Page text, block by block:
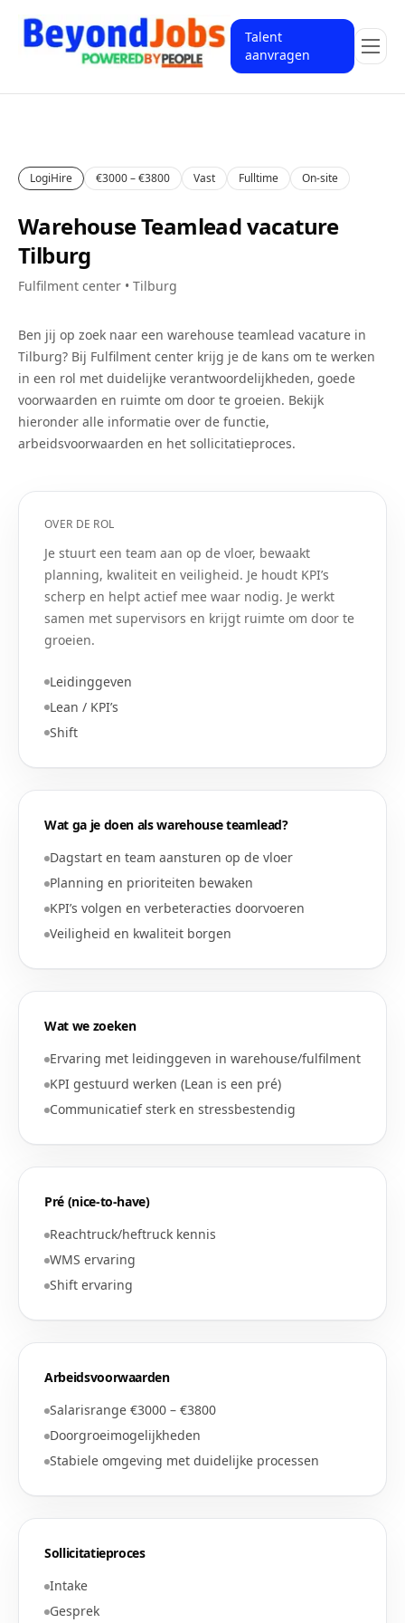
Talent
aanvragen
LogiHire €3000 – €3800 Vast Fulltime On-site
Warehouse Teamlead vacature
Tilburg
Fulfilment center • Tilburg
Ben jij op zoek naar een warehouse teamlead vacature in
Tilburg? Bij Fulfilment center krijg je de kans om te werken
in een rol met duidelijke verantwoordelijkheden, goede
voorwaarden en ruimte om door te groeien. Bekijk
hieronder alle informatie over de functie,
arbeidsvoorwaarden en het sollicitatieproces.
OVER DE ROL
Je stuurt een team aan op de vloer, bewaakt
planning, kwaliteit en veiligheid. Je houdt KPI’s
scherp en helpt actief mee waar nodig. Je werkt
samen met supervisors en krijgt ruimte om door te
groeien.
Leidinggeven
Lean / KPI’s
Shift
Wat ga je doen alswarehouse teamlead?
Dagstart en team aansturen op de vloer
Planning en prioriteiten bewaken
KPI’s volgen en verbeteracties doorvoeren
Veiligheid en kwaliteit borgen
Wat we zoeken
Ervaring met leidinggeven in warehouse/fulfilment
KPI gestuurd werken (Lean is een pré)
Communicatief sterk en stressbestendig
Pré (nice-to-have)
Reachtruck/heftruck kennis
WMS ervaring
Shift ervaring
Arbeidsvoorwaarden
Salarisrange €3000 – €3800
Doorgroeimogelijkheden
Stabiele omgeving met duidelijke processen
Sollicitatieproces
Intake
Gesprek